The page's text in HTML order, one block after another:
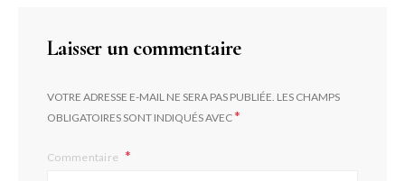
Laisser un commentaire
VOTRE ADRESSE E-MAIL NE SERA PAS PUBLIÉE. LES CHAMPS
OBLIGATOIRES SONT INDIQUÉS AVEC*
Commentaire